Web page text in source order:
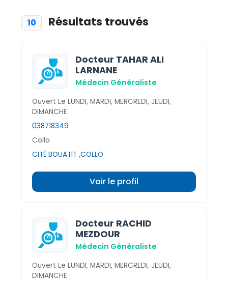
10 Résultats trouvés
Docteur TAHAR ALI
LARNANE
Médecin Généraliste
Ouvert Le LUNDI, MARDI, MERCREDI, JEUDI,
DIMANCHE
038718349
Collo
CITÉ BOUATIT ,COLLO
Voir le profil
Docteur RACHID
MEZDOUR
Médecin Généraliste
Ouvert Le LUNDI, MARDI, MERCREDI, JEUDI,
DIMANCHE